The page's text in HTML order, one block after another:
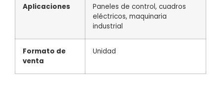
Aplicaciones
Paneles de control, cuadros
eléctricos, maquinaria
industrial
Formato de
venta
Unidad